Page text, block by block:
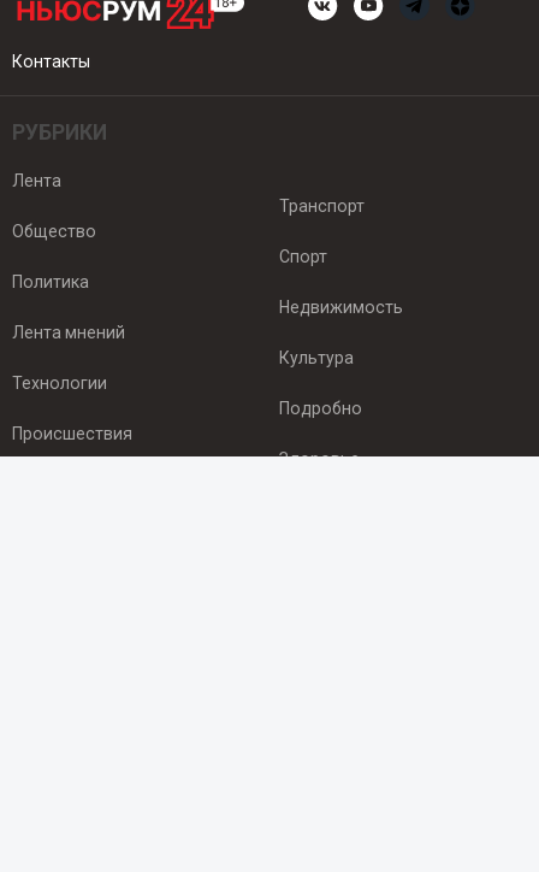
Контакты
РУБРИКИ
Лента
Общество
Политика
Лента мнений
Технологии
Происшествия
Транспорт
Спорт
Недвижимость
Культура
Подробно
Здоровье